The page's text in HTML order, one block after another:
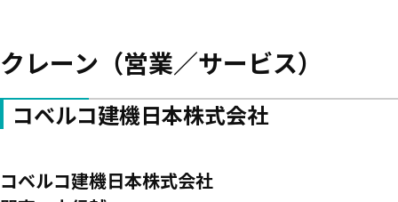
クレーン（営業／サービス）
コベルコ建機日本株式会社
コベルコ建機日本株式会社